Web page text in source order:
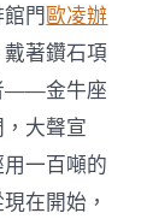
門歐凌辦
著鑽石項
——金牛座
大聲宣
一百噸的
在開始，